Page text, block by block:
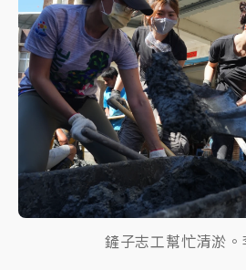
鏟子志工幫忙清淤。